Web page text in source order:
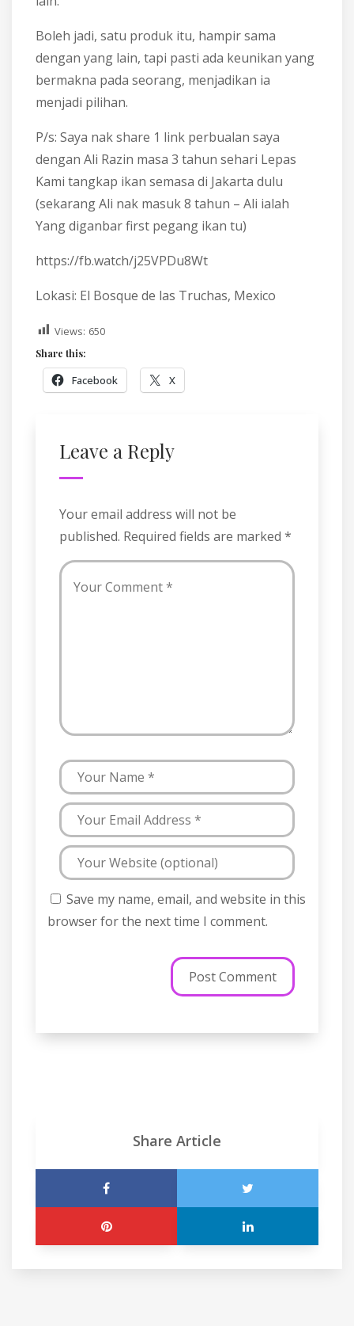
Boleh jadi, satu produk itu, hampir sama
dengan yang lain, tapi pasti ada keunikan yang
bermakna pada seorang, menjadikan ia
menjadi pilihan.
P/s: Saya nak share 1 link perbualan saya
dengan Ali Razin masa 3 tahun sehari Lepas
Kami tangkap ikan semasa di Jakarta dulu
(sekarang Ali nak masuk 8 tahun – Ali ialah
Yang diganbar first pegang ikan tu)
https://fb.watch/j25VPDu8Wt
Lokasi: El Bosque de las Truchas, Mexico
Views: 650
Share this:
Facebook X
Leave a Reply
Your email address will not be
published. Required fields are marked *
Save my name, email, and website in this
browser for the next time I comment.
Share Article